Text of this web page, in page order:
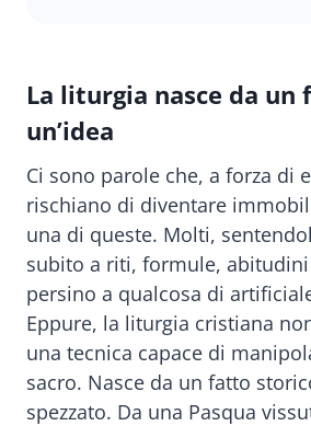
La liturgia nasce da un
un’idea
Ci sono parole che, a forza di
rischiano di diventare
una di queste. Molti,
subito a riti, formule,
persino a qualcosa di
Eppure, la liturgia cristiana
una tecnica capace di
sacro. Nasce da un fatto
spezzato. Da una Pasqua